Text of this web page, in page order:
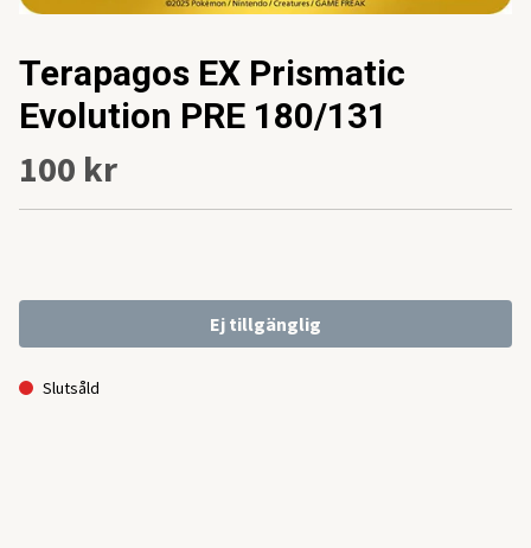
Terapagos EX Prismatic
Evolution PRE 180/131
100 kr
Ej tillgänglig
Slutsåld